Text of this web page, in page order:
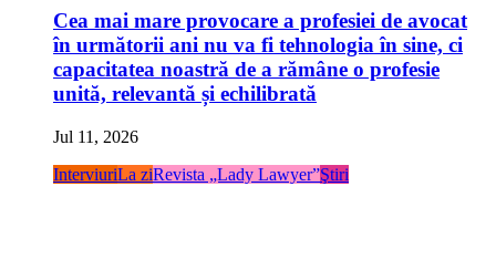
Cea mai mare provocare a profesiei de avocat
în următorii ani nu va fi tehnologia în sine, ci
capacitatea noastră de a rămâne o profesie
unită, relevantă și echilibrată
Jul 11, 2026
InterviuriLa ziRevista „Lady Lawyer”Ştiri